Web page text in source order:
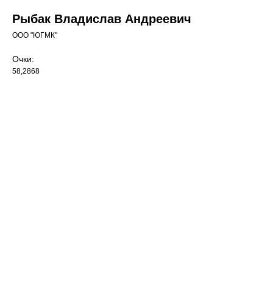
Рыбак Владислав Андреевич
ООО "ЮГМК"
Очки:
58,2868